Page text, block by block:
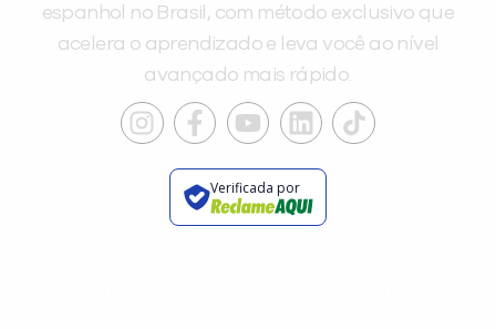
espanhol no Brasil, com método exclusivo que
acelera o aprendizado e leva você ao nível
avançado mais rápido.
Verificada por